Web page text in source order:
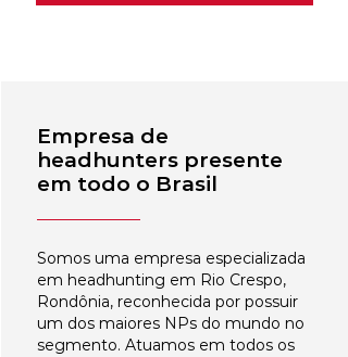
Empresa de
headhunters presente
em todo o Brasil
Somos uma empresa especializada
em headhunting em Rio Crespo,
Rondônia, reconhecida por possuir
um dos maiores NPs do mundo no
segmento. Atuamos em todos os